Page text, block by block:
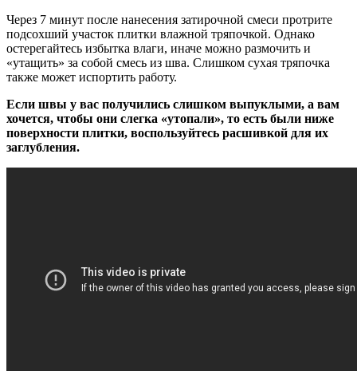
Через 7 минут после нанесения затирочной смеси протрите
подсохший участок плитки влажной тряпочкой. Однако
остерегайтесь избытка влаги, иначе можно размочить и
«утащить» за собой смесь из шва. Слишком сухая тряпочка
также может испортить работу.
Если швы у вас получились слишком выпуклыми, а вам
хочется, чтобы они слегка «утопали», то есть были ниже
поверхности плитки, воспользуйтесь расшивкой для их
заглубления.